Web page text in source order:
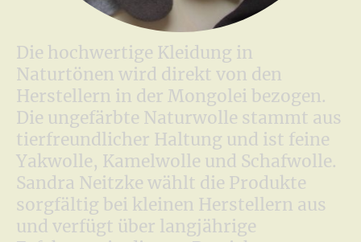
Die hochwertige Kleidung in
Naturtönen wird direkt von den
Herstellern in der Mongolei bezogen.
Die ungefärbte Naturwolle stammt aus
tierfreundlicher Haltung und ist feine
Yakwolle, Kamelwolle und Schafwolle.
Sandra Neitzke wählt die Produkte
sorgfältig bei kleinen Herstellern aus
und verfügt über langjährige